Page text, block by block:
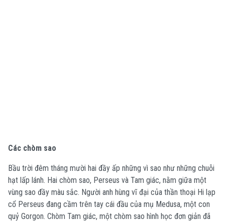
Các chòm sao
Bầu trời đêm tháng mười hai đầy ấp những vì sao như những chuỗi
hạt lấp lánh. Hai chòm sao, Perseus và Tam giác, nằm giữa một
vùng sao đầy màu sắc. Người anh hùng vĩ đại của thần thoại Hi lạp
cổ Perseus đang cầm trên tay cái đầu của mụ Medusa, một con
quỷ Gorgon. Chòm Tam giác, một chòm sao hình học đơn giản đã